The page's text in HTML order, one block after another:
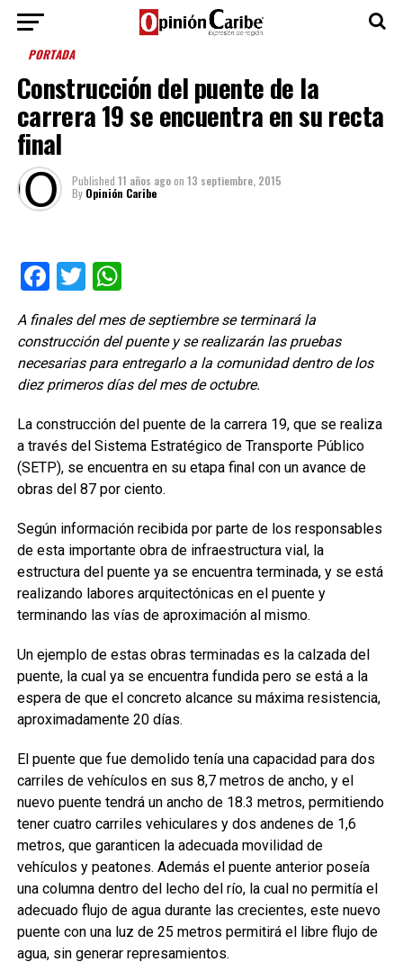
PORTADA
Construcción del puente de la
carrera 19 se encuentra en su recta
final
Published 11 años agoon 13 septiembre, 2015
By Opinión Caribe
Facebook
TwitterWhatsApp
A finales del mes de septiembre se terminará la
construcción del puente y se realizarán las pruebas
necesarias para entregarlo a la comunidad dentro de los
diez primeros días del mes de octubre.
La construcción del puente de la carrera 19, que se realiza
a través del Sistema Estratégico de Transporte Público
(SETP), se encuentra en su etapa final con un avance de
obras del 87 por ciento.
Según información recibida por parte de los responsables
de esta importante obra de infraestructura vial, la
estructura del puente ya se encuentra terminada, y se está
realizando labores arquitectónicas en el puente y
terminando las vías de aproximación al mismo.
Un ejemplo de estas obras terminadas es la calzada del
puente, la cual ya se encuentra fundida pero se está a la
espera de que el concreto alcance su máxima resistencia,
aproximadamente 20 días.
El puente que fue demolido tenía una capacidad para dos
carriles de vehículos en sus 8,7 metros de ancho, y el
nuevo puente tendrá un ancho de 18.3 metros, permitiendo
tener cuatro carriles vehiculares y dos andenes de 1,6
metros, que garanticen la adecuada movilidad de
vehículos y peatones. Además el puente anterior poseía
una columna dentro del lecho del río, la cual no permitía el
adecuado flujo de agua durante las crecientes, este nuevo
puente con una luz de 25 metros permitirá el libre flujo de
agua, sin generar represamientos.